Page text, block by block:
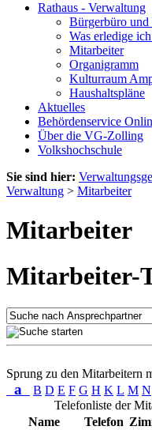
Rathaus - Verwaltung
Bürgerbüro und
Was erledige
Mitarbeiter
Organigramm
Kulturraum
Haushaltspläne
Aktuelles
Behördenservice
Über die VG-Zolling
Volkshochschule
Sie sind hier:
Verwaltung > Mitarbeiter
Mitarbeiter
Mitarbeiter-
Sprung zu den Mitarbeitern
a B D E F G H K L M N
Telefonliste der
Name
Telefon